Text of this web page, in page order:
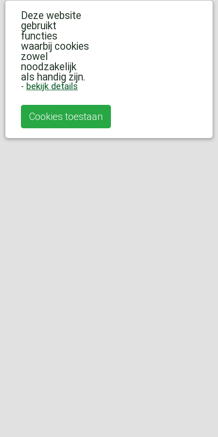
Deze website
gebruikt
functies
waarbij cookies
zowel
noodzakelijk
als handig zijn.
- bekijk details
Cookies toestaan